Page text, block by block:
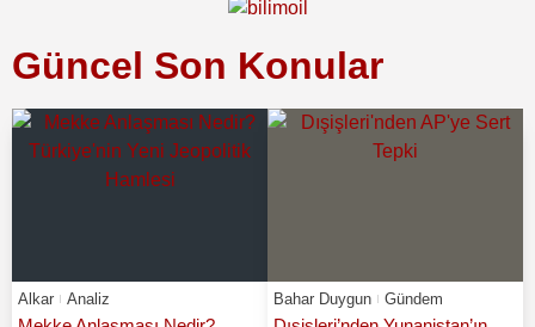
Güncel Son Konular
Alkar Analiz Bahar Duygun Gündem